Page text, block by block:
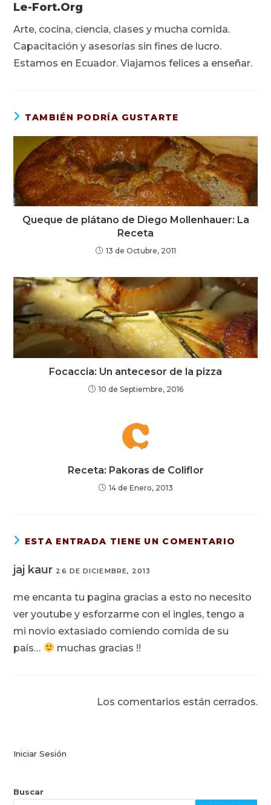
Le-Fort.org
Arte, cocina, ciencia, clases y mucha comida.
Capacitación y asesorías sin fines de lucro.
Estamos en Ecuador. Viajamos felices a enseñar.
TAMBIÉN PODRÍA GUSTARTE
Queque de plátano de Diego Mollenhauer: La
Receta
13 de Octubre, 2011
Focaccia: Un antecesor de la pizza
10 de Septiembre, 2016
Receta: Pakoras de Coliflor
14 de Enero, 2013
ESTA ENTRADA TIENE UN COMENTARIO
jaj kaur 26 DE DICIEMBRE, 2013
me encanta tu pagina gracias a esto no necesito
ver youtube y esforzarme con el ingles, tengo a
mi novio extasiado comiendo comida de su
país…
muchas gracias !!
Los comentarios están cerrados.
Iniciar Sesión
Buscar